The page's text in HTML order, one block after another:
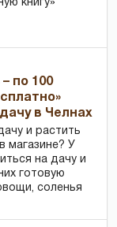
книгу»
по 100
в Челнах
и растить
магазине? У
на дачу и
готовую
соленья